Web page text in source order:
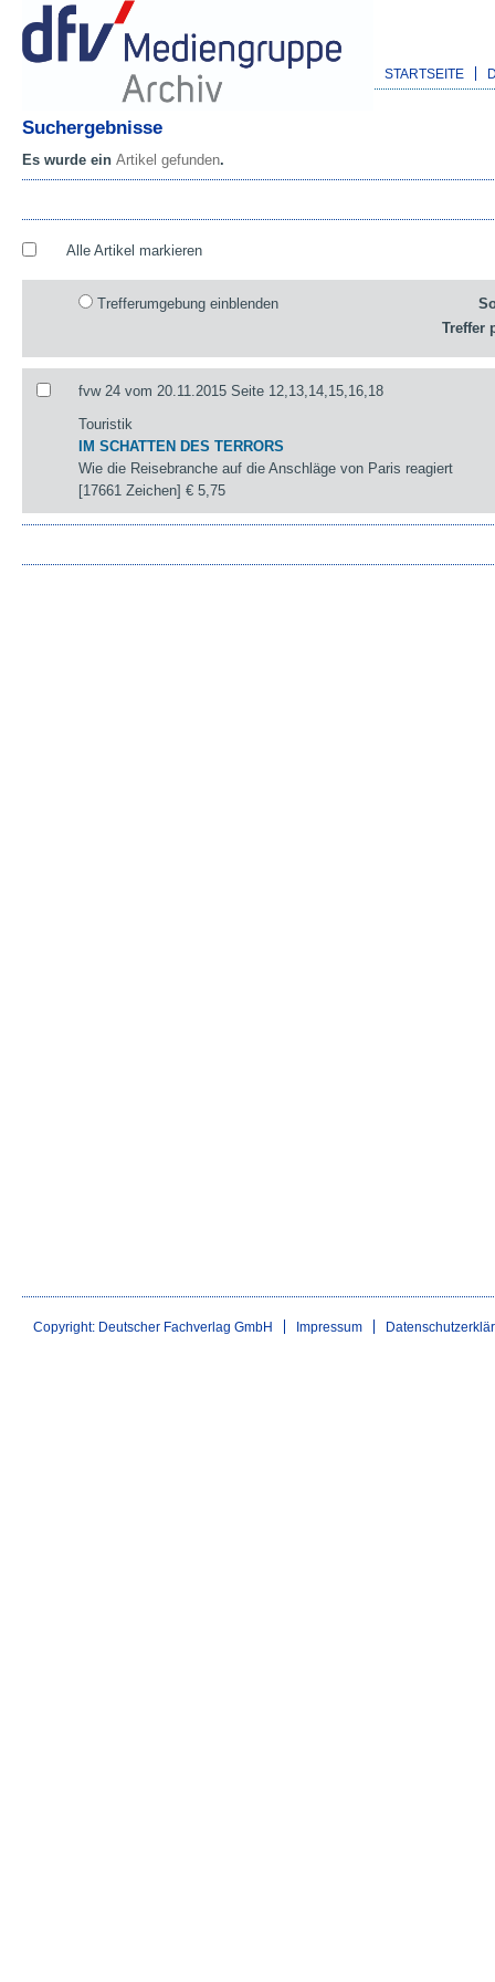
STARTSEITE
Suchergebnisse
Es wurde ein Artikel gefunden.
Alle Artikel markieren
Trefferumgebung einblenden
Treffer
fvw 24 vom 20.11.2015 Seite 12,13,14,15,16,18
Touristik
IM SCHATTEN DES TERRORS
Wie die Reisebranche auf die Anschläge von Paris reagiert
[17661 Zeichen]€ 5,75
Copyright: Deutscher Fachverlag GmbH Impressum